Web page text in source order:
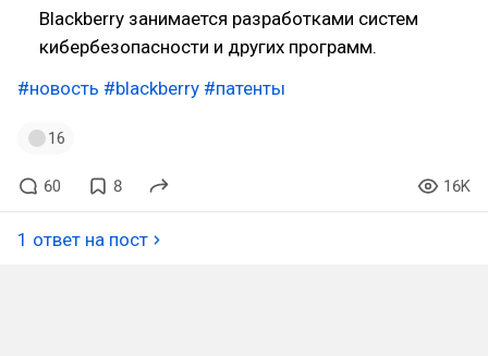
Blackberry занимается разработками систем
кибербезопасности и других программ.
#новость #blackberry #патенты
16
60 8 16K
1 ответ на пост